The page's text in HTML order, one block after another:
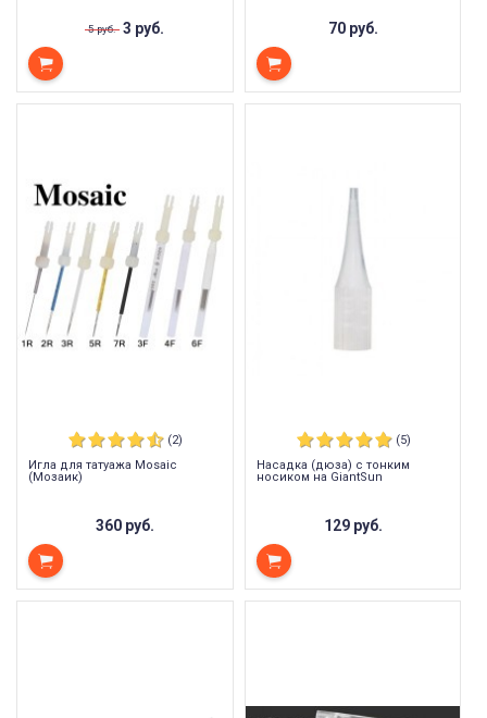
5 руб. 3 руб. 70 руб.
(2)
Игла для татуажа Mosaic
(Мозаик)
360 руб.
(5)
Насадка (дюза) с тонким
носиком на GiantSun
129 руб.